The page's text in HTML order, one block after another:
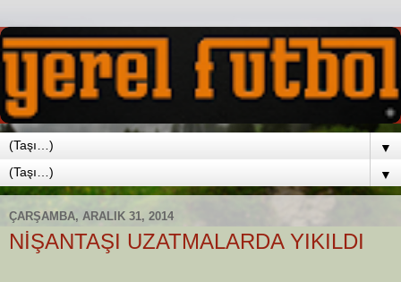
▼
▼
ÇARŞAMBA, ARALIK 31, 2014
NİŞANTAŞI UZATMALARDA YIKILDI